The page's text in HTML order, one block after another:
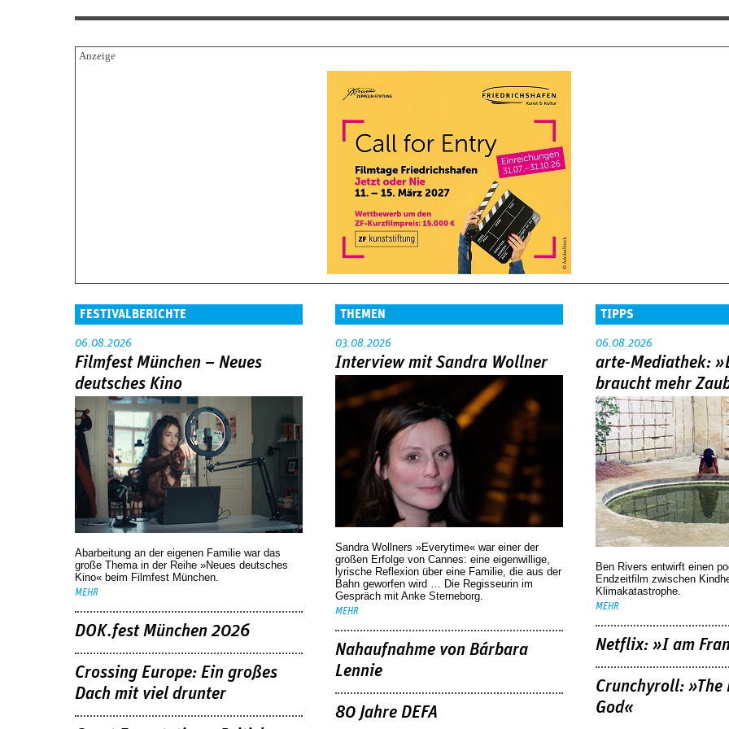
FESTIVALBERICHTE
06.08.2026
Filmfest München – Neues
deutsches Kino
Abarbeitung an der eigenen Familie war das
große Thema in der Reihe »Neues deutsches
Kino« beim Filmfest München.
MEHR
DOK.fest München 2026
Crossing Europe: Ein großes
Dach mit viel drunter
THEMEN
03.08.2026
Interview mit Sandra Wollner
Sandra Wollners »Everytime« war einer der
großen Erfolge von Cannes: eine eigenwillige,
lyrische Reflexion über eine ­Familie, die aus der
Bahn geworfen wird … Die Regisseurin im
Gespräch mit Anke Sterneborg.
MEHR
Nahaufnahme von Bárbara
Lennie
80 Jahre DEFA
TIPPS
06.08.2026
arte-Mediathek:
braucht mehr
Ben Rivers entwirft einen
Endzeitfilm zwischen
Klimakatastrophe.
MEHR
Netflix: »I am
Crunchyroll: »The
God«